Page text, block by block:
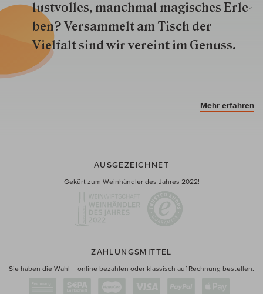
lustvolles, manchmal ma­gisch­es Er­le­
ben? Versammelt am Tisch der
Vielfalt sind wir ver­eint im Genuss.
Mehr erfahren
AUSGEZEICHNET
Gekürt zum Weinhändler des Jahres 2022!
ZAHLUNGSMITTEL
Sie haben die Wahl – online bezahlen oder klassisch auf Rechnung bestellen.